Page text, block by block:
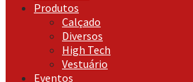
Produtos
Calçado
Diversos
High Tech
Vestuário
Eventos